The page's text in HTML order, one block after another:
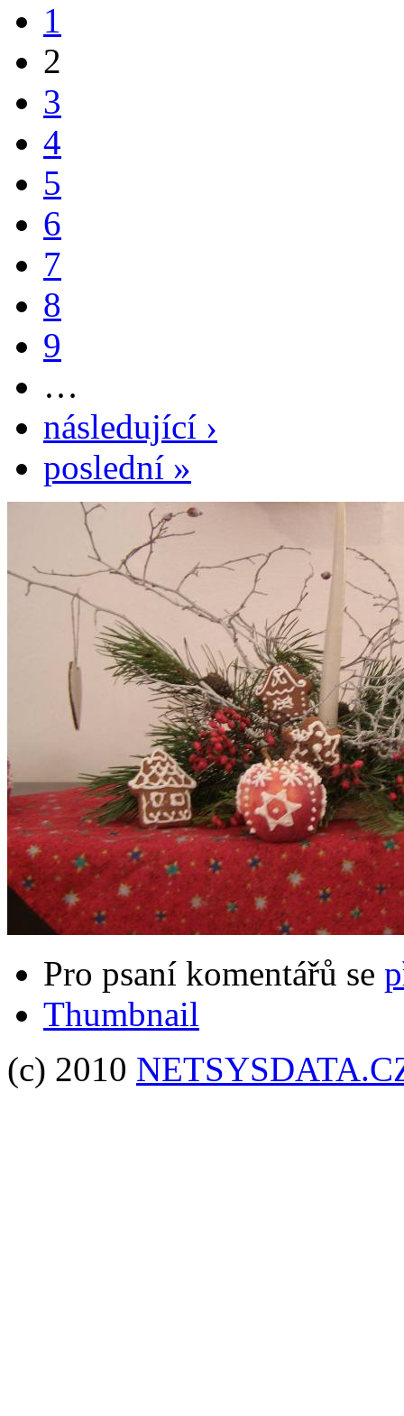
1
2
3
4
5
6
7
8
9
…
následující ›
poslední »
Pro psaní komentářů se
Thumbnail
(c) 2010